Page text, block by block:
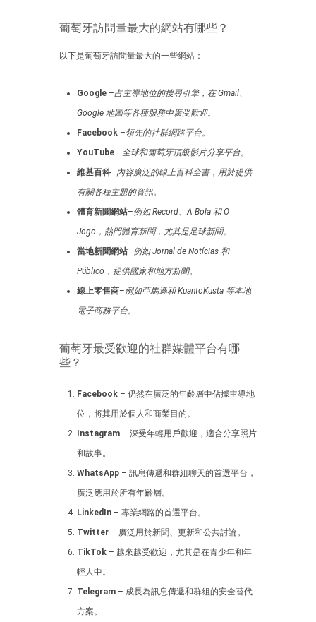
葡萄牙訪問量最大的網站有哪些？
以下是葡萄牙訪問量最大的一些網站：
Google –占主導地位的搜尋引擎，在 Gmail、
Google 地圖等各種服務中廣受歡迎。
Facebook –領先的社群網路平台。
YouTube –全球和葡萄牙頂級影片分享平台。
維基百科–內容廣泛的線上百科全書，用於提供
有關各種主題的資訊。
體育新聞網站–例如 Record、A Bola 和 O
Jogo，熱門體育新聞，尤其是足球新聞。
當地新聞網站–例如 Jornal de Notícias 和
Público，提供國家和地方新聞。
線上零售商–例如亞馬遜和 KuantoKusta 等本地
電子商務平台。
葡萄牙最受歡迎的社群媒體平台有哪
些？
Facebook – 仍然在廣泛的年齡層中佔據主導地
位，將其用於個人和商業目的。
Instagram – 深受年輕用戶歡迎，適合分享照片
和故事。
WhatsApp – 訊息傳遞和群組聊天的首選平台，
廣泛應用於所有年齡層。
LinkedIn – 專業網路的首選平台。
Twitter – 廣泛用於新聞、更新和公共討論。
TikTok – 越來越受歡迎，尤其是在青少年和年
輕人中。
Telegram – 成長為訊息傳遞和群組的安全替代
方案。